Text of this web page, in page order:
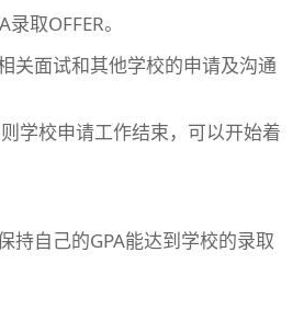
取OFFER。
关面试和其他学校的申请及沟通
学校申请工作结束，可以开始着
持自己的GPA能达到学校的录取